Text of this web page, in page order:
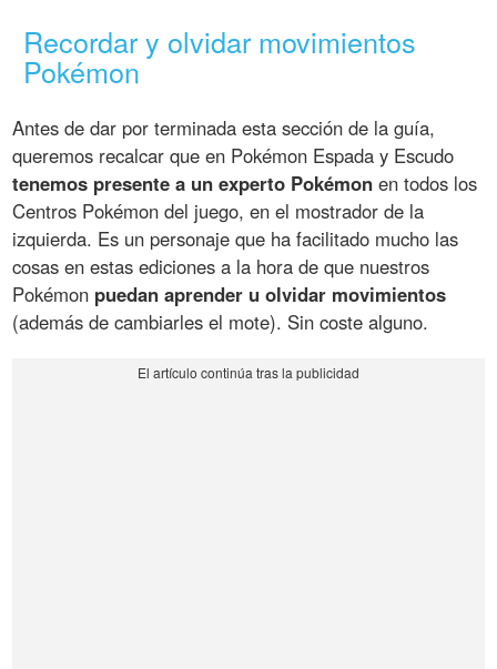
Recordar y olvidar movimientos
Pokémon
Antes de dar por terminada esta sección de la guía,
queremos recalcar que en Pokémon Espada y Escudo
tenemos presente a un experto Pokémon en todos los
Centros Pokémon del juego, en el mostrador de la
izquierda. Es un personaje que ha facilitado mucho las
cosas en estas ediciones a la hora de que nuestros
Pokémon puedan aprender u olvidar movimientos
(además de cambiarles el mote). Sin coste alguno.